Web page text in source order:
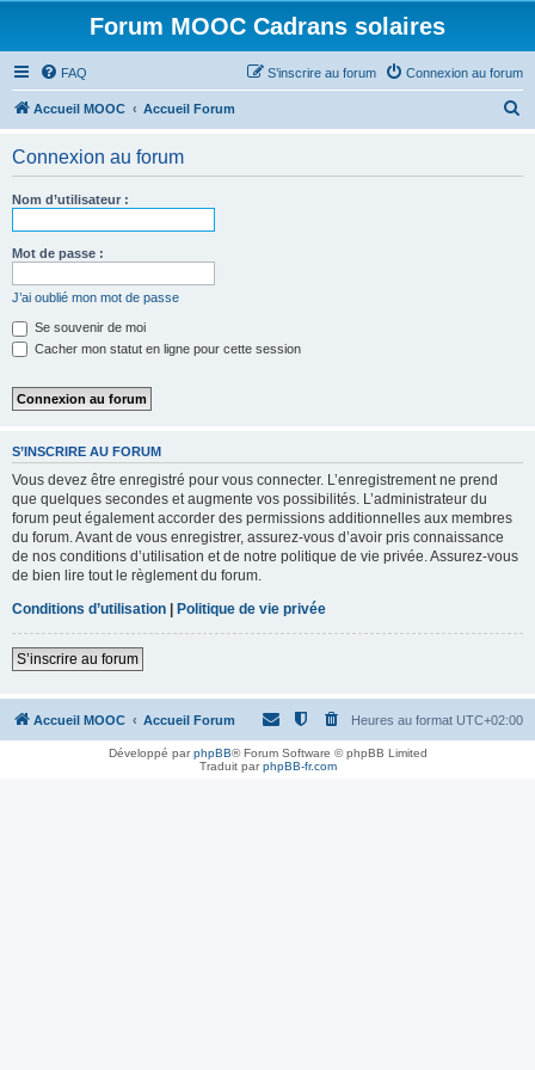
Forum MOOC Cadrans solaires
FAQ Connexion au forum
S’inscrire au forum
Accueil MOOC Accueil Forum
Connexion au forum
Nom d’utilisateur :
Mot de passe :
J’ai oublié mon mot de passe
Se souvenir de moi
Cacher mon statut en ligne pour cette session
S’INSCRIRE AU FORUM
Vous devez être enregistré pour vous connecter. L’enregistrement ne prend
que quelques secondes et augmente vos possibilités. L’administrateur du
forum peut également accorder des permissions additionnelles aux membres
du forum. Avant de vous enregistrer, assurez-vous d’avoir pris connaissance
de nos conditions d’utilisation et de notre politique de vie privée. Assurez-vous
de bien lire tout le règlement du forum.
Conditions d’utilisation | Politique de vie privée
S’inscrire au forum
Accueil MOOC Accueil Forum Heures au format UTC+02:00
Développé parphpBB® Forum Software © phpBB Limited
Traduit parphpBB-fr.com